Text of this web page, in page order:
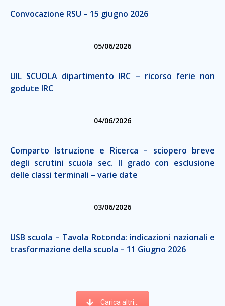
Convocazione RSU – 15 giugno 2026
05/06/2026
UIL SCUOLA dipartimento IRC – ricorso ferie non
godute IRC
04/06/2026
Comparto Istruzione e Ricerca – sciopero breve
degli scrutini scuola sec. II grado con esclusione
delle classi terminali – varie date
03/06/2026
USB scuola – Tavola Rotonda: indicazioni nazionali e
trasformazione della scuola – 11 Giugno 2026
Carica altri...